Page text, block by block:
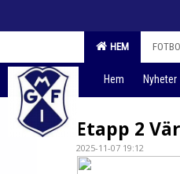
HEM
Hem Nyheter
Etapp 2
2025-11-07 19:12